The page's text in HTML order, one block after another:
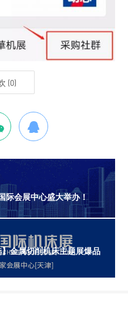
(0)
际会展中心盛大举办！
金属切削机床主题展爆品